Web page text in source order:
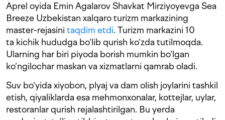
Aprel oyida Emin Agalarov Shavkat Mirziyoyevga Sea
Breeze Uzbekistan xalqaro turizm markazining
master-rejasini taqdim etdi. Turizm markazini 10
ta kichik hududga bo‘lib qurish ko‘zda tutilmoqda.
Ularning har biri piyoda borish mumkin bo‘lgan
ko‘ngilochar maskan va xizmatlarni qamrab oladi.
Suv bo‘yida xiyobon, plyaj va dam olish joylarini tashkil
etish, qiyaliklarda esa mehmonxonalar, kottejlar, uylar,
restoranlar qurish rejalashtirilgan. Bu yerda